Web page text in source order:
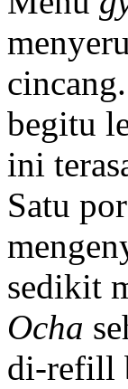
begitu
ini
Satu
sedikit
Ocha
di-refill